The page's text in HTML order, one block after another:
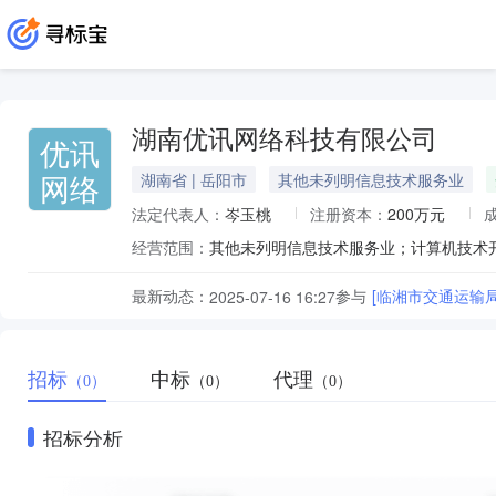
优讯
网络
湖南优讯网络科技有限公司
湖南省 | 岳阳市 其他未列明信息技术服务业
法定代表人： 岑玉桃 注册资本： 200万元
经营范围：
最新动态： 2025-07-16 16:27参与 [临湘市交通运输
招标 （0） 中标 （0） 代理 （0）
招标分析